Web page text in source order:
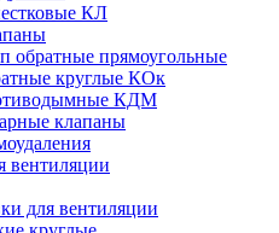
КЛ
обратные прямоугольные
круглые КОк
КДМ
клапаны
вентиляции
для вентиляции